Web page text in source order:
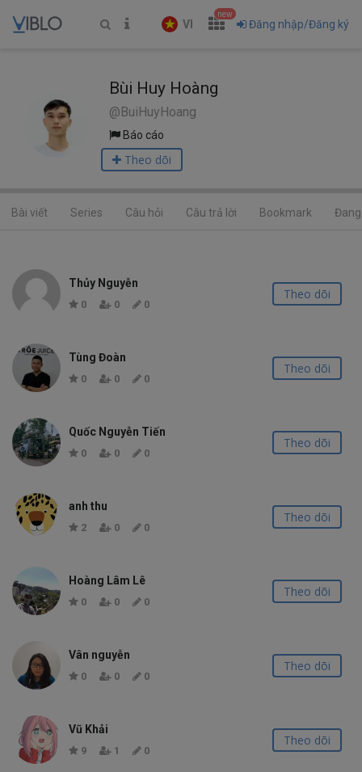
VI
new
Đăng nhập/Đăng ký
Bùi Huy Hoàng
@BuiHuyHoang
Báo cáo
Theo dõi
Bài viết Series Câu hỏi Câu trả lời Bookmark
Thủy Nguyễn
0 0 0
Theo dõi
Tùng Đoàn
0 0 0
Theo dõi
Quốc Nguyễn Tiến
0 0 0
Theo dõi
anh thu
2 0 0
Theo dõi
Hoàng Lâm Lê
0 0 0
Theo dõi
Vân nguyễn
0 0 0
Theo dõi
Vũ Khải
9 1 0
Theo dõi